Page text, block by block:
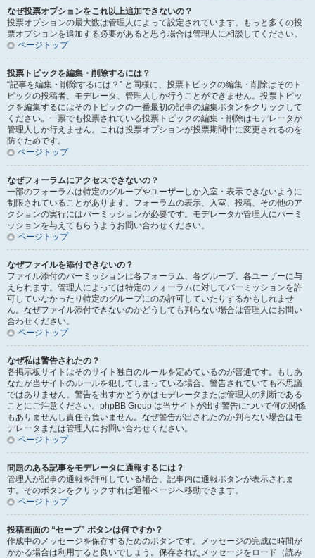
なぜ投票オプションをこれ以上追加できないの？
投票オプションの最大数は管理人によって設定されています。もっと多くの投
票オプションを追加する必要があると思う場合は管理人に相談してください。
ページトップ
投票トピックを編集・削除するには？
“記事を編集・削除するには？” と同様に、投票トピックの編集・削除はそのト
ピックの投稿者、モデレータ、管理人しか行うことができません。投票トピッ
クを編集するにはそのトピックの一番最初の記事の編集ボタンをクリックして
ください。一票でも投票されている投票トピックの編集・削除はモデレータか
管理人しか行えません。これは投票オプションが投票期間中に変更されるのを
防ぐためです。
ページトップ
なぜフォーラムにアクセスできないの？
一部のフォーラムは特定のグループやユーザーしか入室・表示できないように
制限されていることがあります。フォーラムの表示、入室、投稿、その他のア
クションの実行にはパーミッションが必要です。モデレータか管理人にパーミ
ッションを与えてもらうようお問い合わせください。
ページトップ
なぜファイルを添付できないの？
ファイル添付のパーミッションは各フォーラム、各グループ、各ユーザーに与
えられます。管理人によっては特定のフォーラムに対してパーミッションを許
可していなかったり特定のグループにのみ許可していたりするかもしれませ
ん。なぜファイル添付できないのかどうしても判らない場合は管理人にお問い
合わせください。
ページトップ
なぜ私は警告されたの？
各掲示板サイトはそのサイト独自のルールを定めているのが普通です。もしあ
なたが当サイトのルールを犯してしまっている場合、警告されていても不思議
ではありません。警告を出すかどうかはモデレータまたは管理人の判断である
ことにご注意ください。phpBB Group は当サイトが出す警告について何の関係
もありませんし責任も負いません。なぜ警告が出されたのか判らない場合はモ
デレータまたは管理人にお問い合わせください。
ページトップ
問題のある記事をモデレータに通報するには？
管理人が記事の通報を許可している場合、記事内に通報ボタンが表示されま
す。そのボタンをクリックすれば通報ページへ移動できます。
ページトップ
投稿画面の “セーブ” ボタンは何ですか？
作成中のメッセージを保存するためのボタンです。メッセージの完成に時間が
かかる場合は利用すると良いでしょう。保存されたメッセージをロード（読み